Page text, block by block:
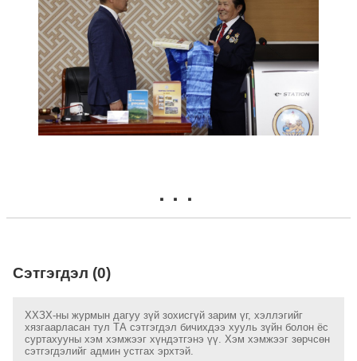
Сэтгэгдэл (0)
ХХЗХ-ны журмын дагуу зүй зохисгүй зарим үг, хэллэгийг
хязгаарласан тул ТА сэтгэгдэл бичихдээ хууль зүйн болон ёс
суртахууны хэм хэмжээг хүндэтгэнэ үү. Хэм хэмжээг зөрчсөн
сэтгэгдэлийг админ устгах эрхтэй.